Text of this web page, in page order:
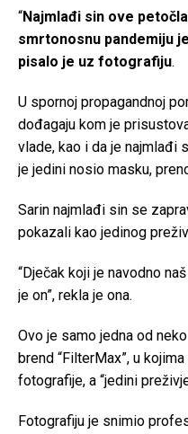
“Najmlađi sin ove
smrtonosnu pandemiju
pisalo je uz fotografiju.
U spornoj propagandnoj
dođagaju kom je
vlade, kao i da je najmlađi
je jedini nosio masku,
Sarin najmlađi sin se
pokazali kao jedinog
“Dječak koji je navodno
je on”, rekla je ona.
Ovo je samo jedna od
brend “FilterMax”, u
fotografije, a “jedini
Fotografiju je snimio